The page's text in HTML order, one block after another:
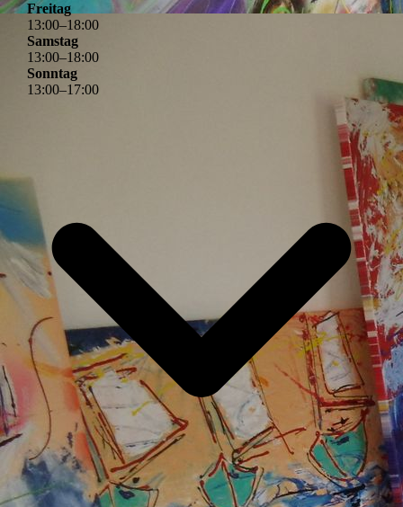
Freitag
13:00–18:00
Samstag
13:00–18:00
Sonntag
13:00–17:00